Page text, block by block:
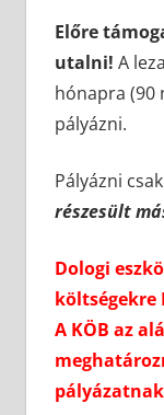
Előre
utalni! A
hónapra (90
pályázni.
Pályázni
részesült
Dologi
költségekre
A KÖB az